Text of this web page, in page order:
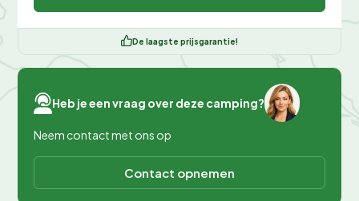
De laagste prijsgarantie!
Heb je een vraag over deze camping?
Neem contact met ons op
Contact opnemen